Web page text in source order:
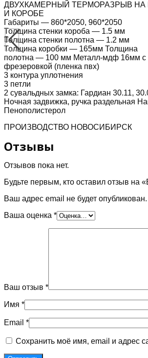
ДВУХКАМЕРНЫЙ ТЕРМОРАЗРЫВ НА
И КОРОБЕ
Габариты — 860*2050, 960*2050
Толщина стенки короба — 1.5 мм
Толщина стенки полотна — 1.2 мм
Толщина коробки — 165мм Толщина
полотна — 100 мм Металл-мдф 16мм с
фрезеровкой (пленка пвх)
3 контура уплотнения
3 петли
2 сувальдных замка: Гардиан 30.11,
Ночная задвижка, ручка раздельная
Пенополистерол
ПРОИЗВОДСТВО НОВОСИБИРСК
Отзывы
Отзывов пока нет.
Будьте первым, кто оставил
Ваш адрес email не будет опубликован.
Ваша оценка *
Ваш отзыв *
Имя *
Email *
Сохранить моё имя, email и адрес